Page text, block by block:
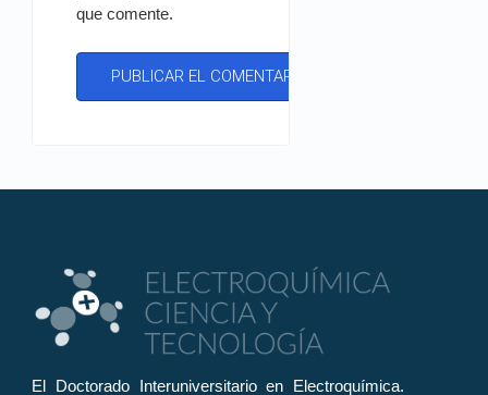
que comente.
El Doctorado Interuniversitario en Electroquímica.